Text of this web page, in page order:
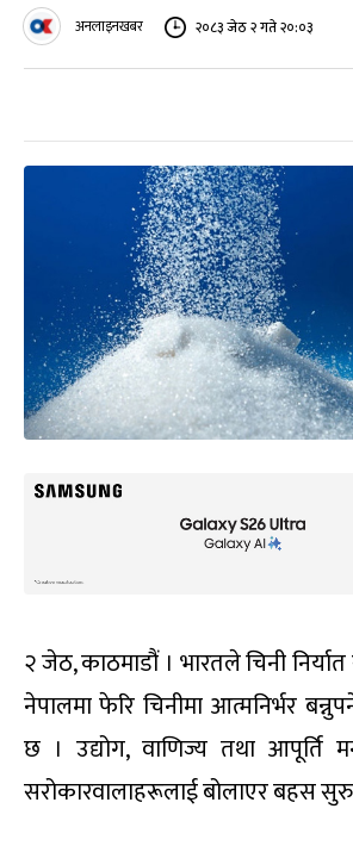
अनलाइनखबर २०८३ जेठ २ गते २०:०३
२ जेठ, काठमाडौं । भारतले चिनी
नेपालमा फेरि चिनीमा आत्मनिर्भर
छ । उद्योग, वाणिज्य तथा आपूर्ति
सरोकारवालाहरूलाई बोलाएर बहस